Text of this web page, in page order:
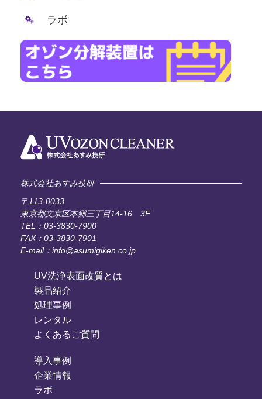
ラボ
株式会社あすみ技研
〒113-0033
東京都文京区本郷三丁目14-16 3F
TEL：03-3830-7900
FAX：03-3830-7901
E-mail：info@asumigiken.co.jp
UV洗浄表面改質とは
製品紹介
処理事例
レンタル
よくあるご質問
導入事例
企業情報
ラボ